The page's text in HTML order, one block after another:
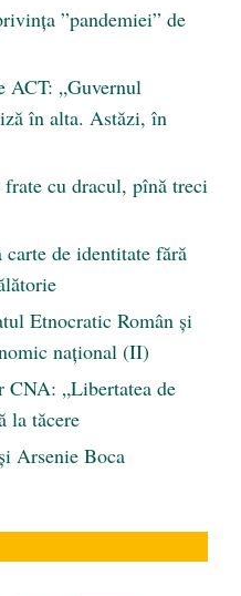
”pandemiei” de
ACT: „Guvernul
în alta. Astăzi, în
cu dracul, pînă treci
de identitate fără
Etnocratic Român şi
naţional (II)
CNA: „Libertatea de
la tăcere
Arsenie Boca